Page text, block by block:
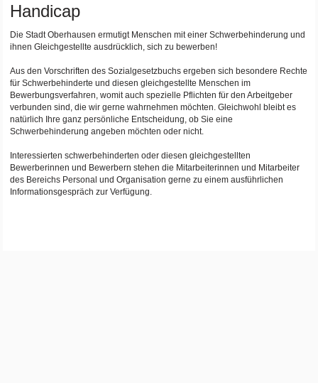
Handicap
Die Stadt Oberhausen ermutigt Menschen mit einer Schwerbehinderung und
ihnen Gleichgestellte ausdrücklich, sich zu bewerben!
Aus den Vorschriften des Sozialgesetzbuchs ergeben sich besondere Rechte
für Schwerbehinderte und diesen gleichgestellte Menschen im
Bewerbungsverfahren, womit auch spezielle Pflichten für den Arbeitgeber
verbunden sind, die wir gerne wahrnehmen möchten. Gleichwohl bleibt es
natürlich Ihre ganz persönliche Entscheidung, ob Sie eine
Schwerbehinderung angeben möchten oder nicht.
Interessierten schwerbehinderten oder diesen gleichgestellten
Bewerberinnen und Bewerbern stehen die Mitarbeiterinnen und Mitarbeiter
des Bereichs Personal und Organisation gerne zu einem ausführlichen
Informationsgespräch zur Verfügung.